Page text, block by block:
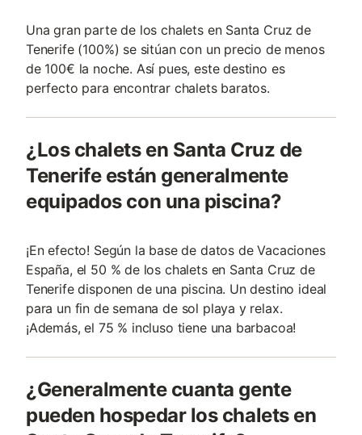
Una gran parte de los chalets en Santa Cruz de
Tenerife (100%) se sitúan con un precio de menos
de 100€ la noche. Así pues, este destino es
perfecto para encontrar chalets baratos.
¿Los chalets en Santa Cruz de
Tenerife están generalmente
equipados con una piscina?
¡En efecto! Según la base de datos de Vacaciones
España, el 50 % de los chalets en Santa Cruz de
Tenerife disponen de una piscina. Un destino ideal
para un fin de semana de sol playa y relax.
¡Además, el 75 % incluso tiene una barbacoa!
¿Generalmente cuanta gente
pueden hospedar los chalets en